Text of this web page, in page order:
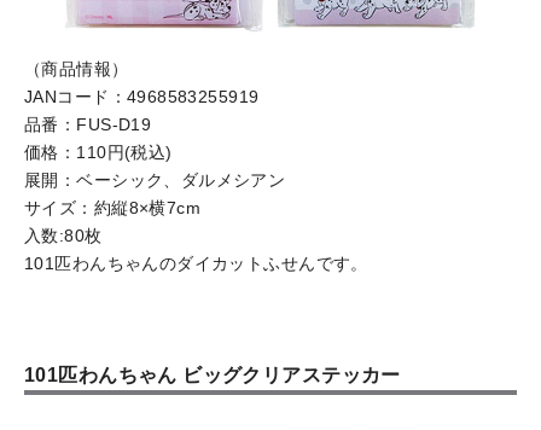
（商品情報）
JANコード：4968583255919
品番：FUS-D19
価格：110円(税込)
展開：ベーシック、ダルメシアン
サイズ：約縦8×横7cm
入数:80枚
101匹わんちゃんのダイカットふせんです。
101匹わんちゃん ビッグクリアステッカー